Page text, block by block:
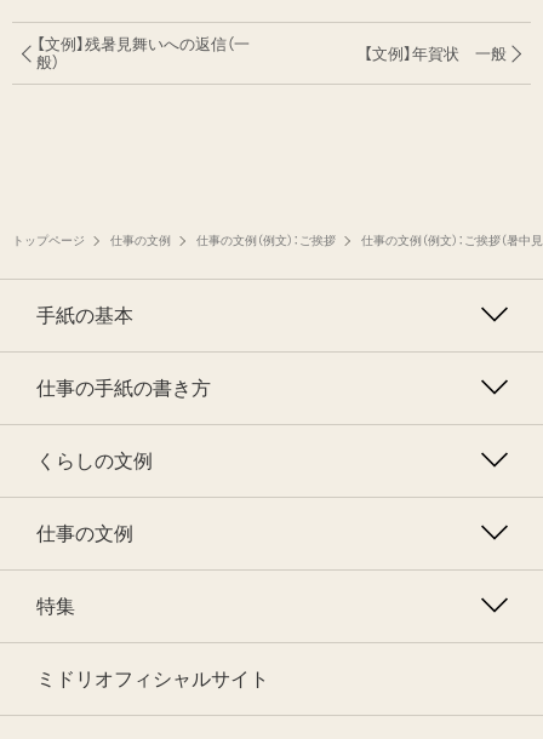
【文例】残暑見舞いへの返信（一
般）
【文例】年賀状 一般
トップページ 仕事の文例 仕事の文例（例文）：ご挨拶 仕事の文例（例文）：ご挨拶（暑中
手紙の基本
仕事の手紙の書き方
くらしの文例
仕事の文例
特集
ミドリオフィシャルサイト